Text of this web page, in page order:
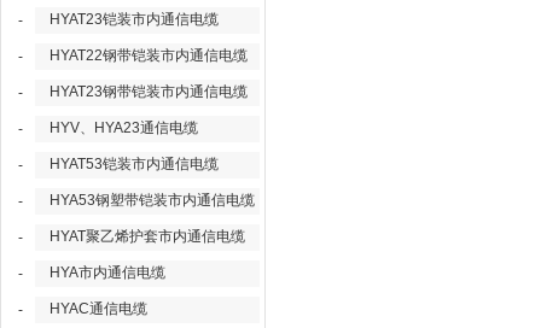
- HYAT23铠装市内通信电缆
- HYAT22钢带铠装市内通信电缆
- HYAT23钢带铠装市内通信电缆
- HYV、HYA23通信电缆
- HYAT53铠装市内通信电缆
- HYA53钢塑带铠装市内通信电缆
- HYAT聚乙烯护套市内通信电缆
- HYA市内通信电缆
- HYAC通信电缆